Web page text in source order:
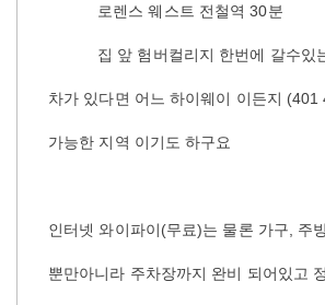
로렌스 웨스트 전철역 30분
집 앞 험버컬리지 한번에 갈수있는
차가 있다면 어느 하이웨이 이든지 (401
가능한 지역 이기도 하구요
인터넷 와이파이(무료)는 물론 가구, 주
뿐만아니라 주차장까지 완비 되어있고